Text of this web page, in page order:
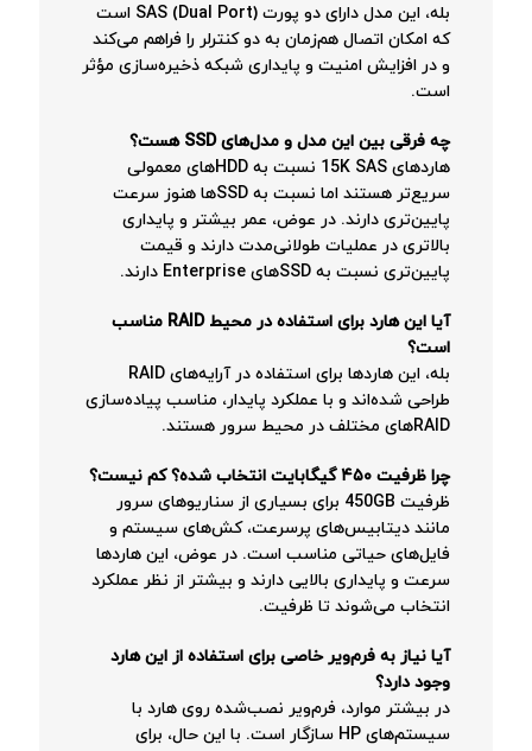
بله، این مدل دارای دو پورت SAS (Dual Port) است
که امکان اتصال هم‌زمان به دو کنترلر را فراهم می‌کند
و در افزایش امنیت و پایداری شبکه ذخیره‌سازی مؤثر
است.
چه فرقی بین این مدل و مدل‌های SSD هست؟
هاردهای 15K SAS نسبت به HDDهای معمولی
سریع‌تر هستند اما نسبت به SSDها هنوز سرعت
پایین‌تری دارند. در عوض، عمر بیشتر و پایداری
بالاتری در عملیات طولانی‌مدت دارند و قیمت
پایین‌تری نسبت به SSDهای Enterprise دارند.
آیا این هارد برای استفاده در محیط RAID مناسب
است؟
بله، این هاردها برای استفاده در آرایه‌های RAID
طراحی شده‌اند و با عملکرد پایدار، مناسب پیاده‌سازی
RAIDهای مختلف در محیط سرور هستند.
چرا ظرفیت ۴۵۰ گیگابایت انتخاب شده؟ کم نیست؟
ظرفیت 450GB برای بسیاری از سناریوهای سرور
مانند دیتابیس‌های پرسرعت، کش‌های سیستم و
فایل‌های حیاتی مناسب است. در عوض، این هاردها
سرعت و پایداری بالایی دارند و بیشتر از نظر عملکرد
انتخاب می‌شوند تا ظرفیت.
آیا نیاز به فرم‌ویر خاصی برای استفاده از این هارد
وجود دارد؟
در بیشتر موارد، فرم‌ویر نصب‌شده روی هارد با
سیستم‌های HP سازگار است. با این حال، برای